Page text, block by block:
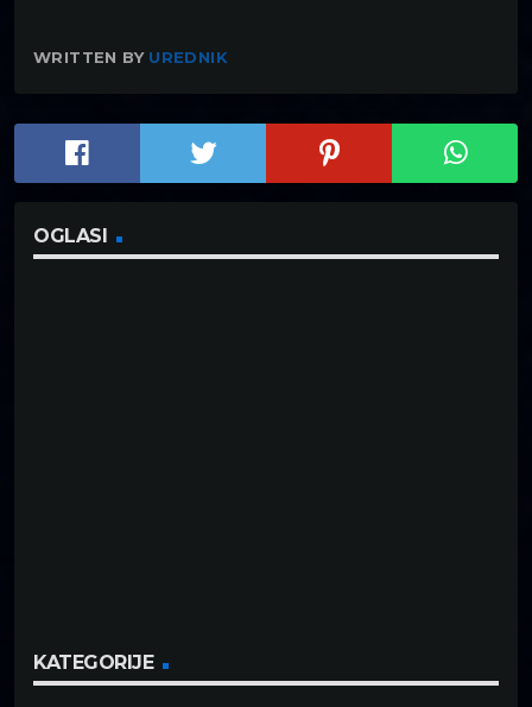
WRITTEN BY UREDNIK
OGLASI
KATEGORIJE